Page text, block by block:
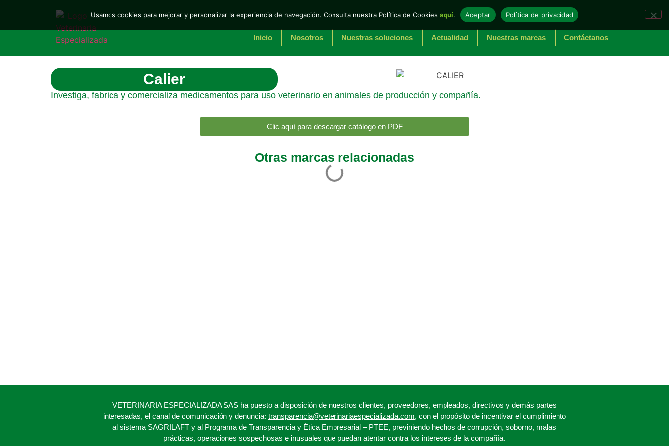
Inicio Nosotros Nuestras soluciones Actualidad Nuestras marcas Contáctanos
Calier
Investiga, fabrica y comercializa medicamentos para uso veterinario en animales de producción y compañía.
Clic aquí para descargar catálogo en PDF
Otras marcas relacionadas
VETERINARIA ESPECIALIZADA SAS ha puesto a disposición de nuestros clientes, proveedores, empleados, directivos y demás partes
interesadas, el canal de comunicación y denuncia: transparencia@veterinariaespecializada.com, con el propósito de incentivar el cumplimiento
al sistema SAGRILAFT y al Programa de Transparencia y Ética Empresarial – PTEE, previniendo hechos de corrupción, soborno, malas
prácticas, operaciones sospechosas e inusuales que puedan atentar contra los intereses de la compañía.
Usamos cookies para mejorar y personalizar la experiencia de navegación. Consulta nuestra Política de Cookies aquí. Aceptar Política de privacidad